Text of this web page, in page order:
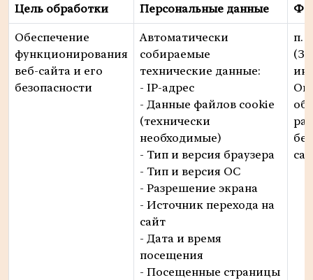
Цель обработки Персональные данные
Обеспечение
функционирования
веб-сайта и его
безопасности
Автоматически
собираемые
технические данные:
- IP-адрес
- Данные файлов cookie
(технически
необходимые)
- Тип и версия браузера
- Тип и версия ОС
- Разрешение экрана
- Источник перехода на
сайт
- Дата и время
посещения
- Посещенные страницы
п.